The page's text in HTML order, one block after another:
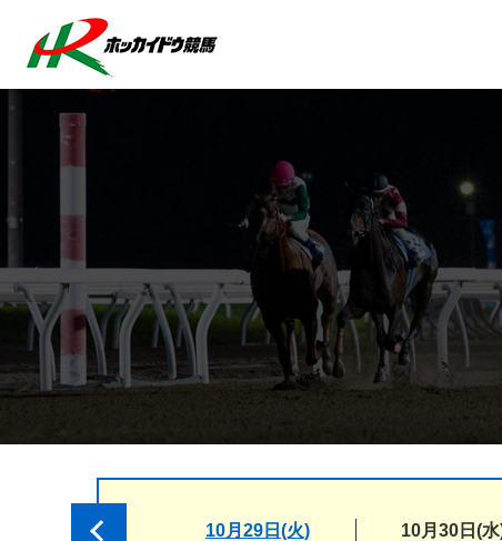
10月29日(火) 10月30日(